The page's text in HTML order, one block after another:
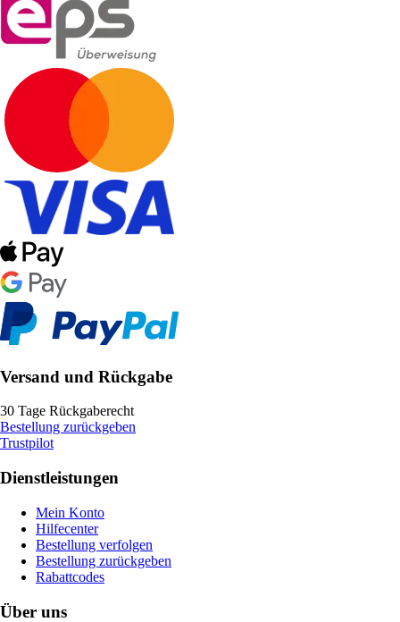
Versand und Rückgabe
30 Tage Rückgaberecht
Bestellung zurückgeben
Trustpilot
Dienstleistungen
Mein Konto
Hilfecenter
Bestellung verfolgen
Bestellung zurückgeben
Rabattcodes
Über uns